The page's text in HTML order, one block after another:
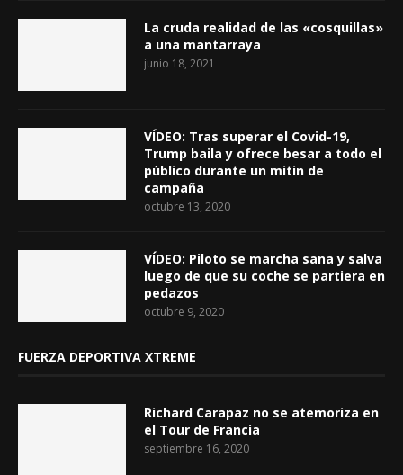
La cruda realidad de las «cosquillas»
a una mantarraya
junio 18, 2021
VÍDEO: Tras superar el Covid-19,
Trump baila y ofrece besar a todo el
público durante un mitin de
campaña
octubre 13, 2020
VÍDEO: Piloto se marcha sana y salva
luego de que su coche se partiera en
pedazos
octubre 9, 2020
FUERZA DEPORTIVA XTREME
Richard Carapaz no se atemoriza en
el Tour de Francia
septiembre 16, 2020